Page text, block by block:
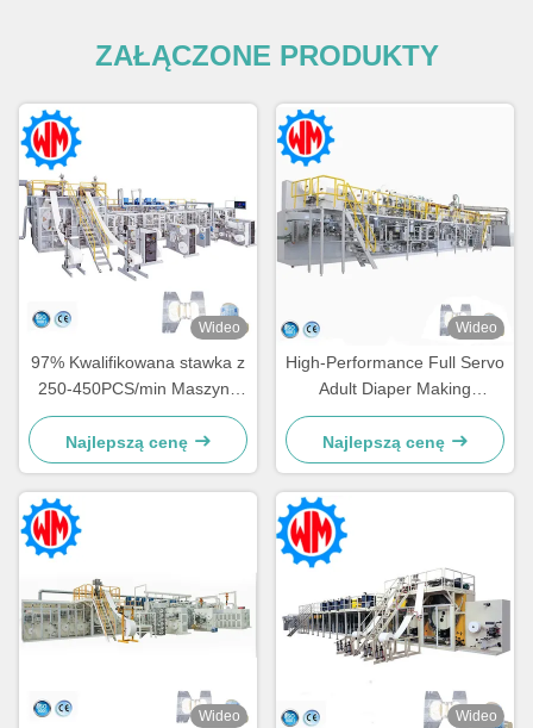
ZAŁĄCZONE PRODUKTY
Wideo
97% Kwalifikowana stawka z
250-450PCS/min Maszyna
do robienia pieluch dla
dorosłych Profesjonalny
projekt
Najlepszą cenę
Wideo
High-Performance Full Servo
Adult Diaper Making
Machine for Large-Scale
Production Needs
Najlepszą cenę
Wideo Wideo